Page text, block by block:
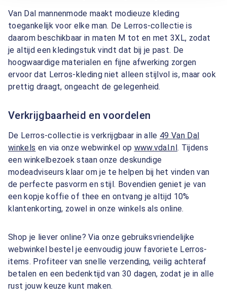
Van Dal mannenmode maakt modieuze kleding
toegankelijk voor elke man. De Lerros-collectie is
daarom beschikbaar in maten M tot en met 3XL, zodat
je altijd een kledingstuk vindt dat bij je past. De
hoogwaardige materialen en fijne afwerking zorgen
ervoor dat Lerros-kleding niet alleen stijlvol is, maar ook
prettig draagt, ongeacht de gelegenheid.
Verkrijgbaarheid en voordelen
De Lerros-collectie is verkrijgbaar in alle 49 Van Dal
winkels en via onze webwinkel op www.vdal.nl. Tijdens
een winkelbezoek staan onze deskundige
modeadviseurs klaar om je te helpen bij het vinden van
de perfecte pasvorm en stijl. Bovendien geniet je van
een kopje koffie of thee en ontvang je altijd 10%
klantenkorting, zowel in onze winkels als online.
Shop je liever online? Via onze gebruiksvriendelijke
webwinkel bestel je eenvoudig jouw favoriete Lerros-
items. Profiteer van snelle verzending, veilig achteraf
betalen en een bedenktijd van 30 dagen, zodat je in alle
rust jouw keuze kunt maken.